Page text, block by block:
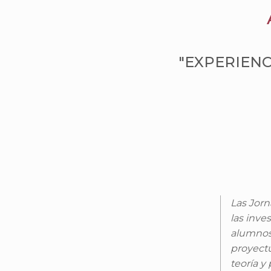
Las
las
teoría y